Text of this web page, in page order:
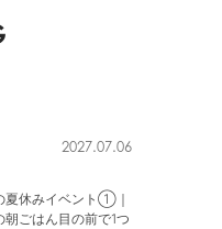
2027.07.06
夏休みイベント①｜
ごはん目の前で1つ